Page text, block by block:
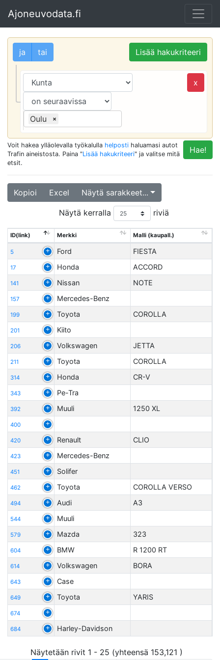
Ajoneuvodata.fi
Lisää hakukriteeri
ja tai
x
Oulu ×
Hae!
Voit hakea ylläolevalla työkalulla helposti haluamasi autot
Trafin aineistosta. Paina "Lisää hakukriteeri" ja valitse mitä
etsit.
Kopioi Excel Näytä sarakkeet...
Näytä kerralla riviä
ID(link) Merkki Malli (kaupall.)
5 Ford FIESTA
17 Honda ACCORD
141 Nissan NOTE
157 Mercedes-Benz
199 Toyota COROLLA
201 Kiito
206 Volkswagen JETTA
211 Toyota COROLLA
314 Honda CR-V
343 Pe-Tra
392 Muuli 1250 XL
400
420 Renault CLIO
423 Mercedes-Benz
451 Solifer
462 Toyota COROLLA VERSO
494 Audi A3
544 Muuli
579 Mazda 323
604 BMW R 1200 RT
614 Volkswagen BORA
643 Case
649 Toyota YARIS
674
684 Harley-Davidson
Näytetään rivit 1 - 25 (yhteensä 153,121 )